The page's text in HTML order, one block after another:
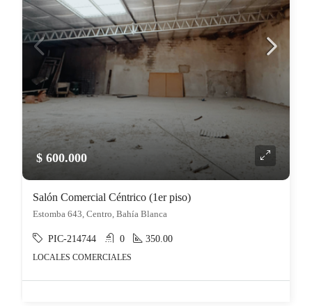
$ 600.000
Salón Comercial Céntrico (1er piso)
Estomba 643, Centro, Bahía Blanca
PIC-214744 0 350.00
LOCALES COMERCIALES